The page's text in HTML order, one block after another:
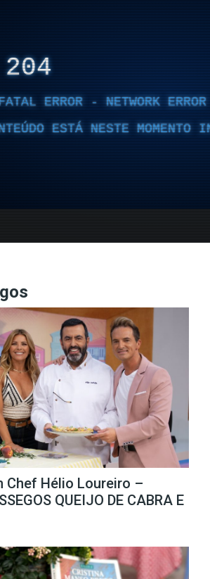
Chef Hélio Loureiro –
QUEIJO DE CABRA E